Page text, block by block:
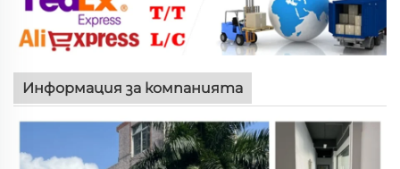
Информация за компанията